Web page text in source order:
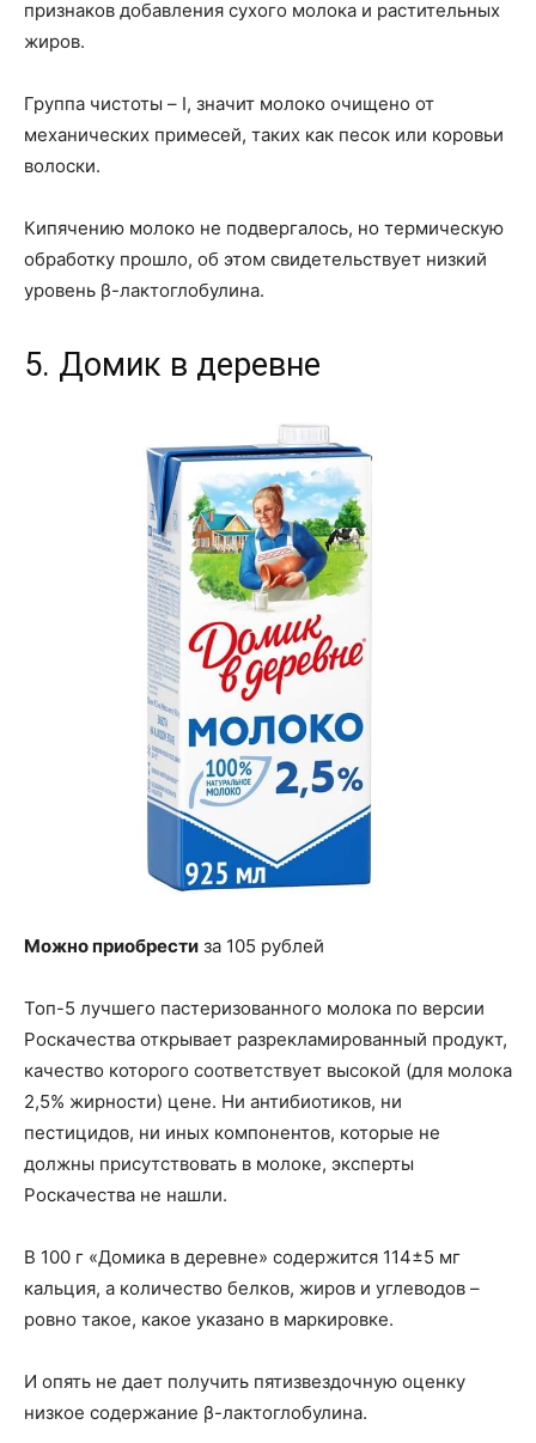
признаков добавления сухого молока и растительных
жиров.
Группа чистоты – I, значит молоко очищено от
механических примесей, таких как песок или коровьи
волоски.
Кипячению молоко не подвергалось, но термическую
обработку прошло, об этом свидетельствует низкий
уровень β-лактоглобулина.
5. Домик в деревне
Можно приобрести за 105 рублей
Топ-5 лучшего пастеризованного молока по версии
Роскачества открывает разрекламированный продукт,
качество которого соответствует высокой (для молока
2,5% жирности) цене. Ни антибиотиков, ни
пестицидов, ни иных компонентов, которые не
должны присутствовать в молоке, эксперты
Роскачества не нашли.
В 100 г «Домика в деревне» содержится 114±5 мг
кальция, а количество белков, жиров и углеводов –
ровно такое, какое указано в маркировке.
И опять не дает получить пятизвездочную оценку
низкое содержание β-лактоглобулина.